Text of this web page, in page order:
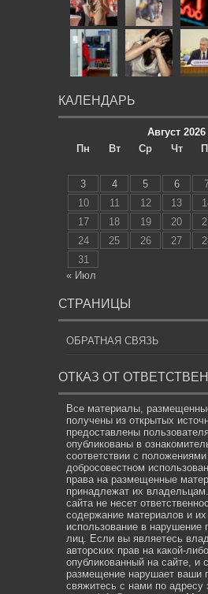
КАЛЕНДАРЬ
Август 2026
Пн
Вт Ср Чт
3
4 5 6
10
11 12 13
17
18 19 20
24
25 26 27
31
« Июл
СТРАНИЦЫ
ОБРАТНАЯ СВЯЗЬ
ОТКАЗ ОТ
Все материалы,
получены из открытых
предоставлены
опубликованы в
соответствии с
добросовестном
права на размещенные
принадлежат их
сайта не несет
содержание материалов и
использование в нарушение
лиц. Если вы являетесь
авторских прав на какой-
опубликованный на сайте, и
размещение нарушает ваши
свяжитесь с нами по адресу